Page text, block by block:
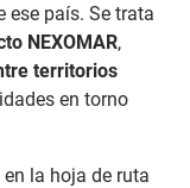
país. Se trata
NEXOMAR,
territorios
en torno
la hoja de ruta